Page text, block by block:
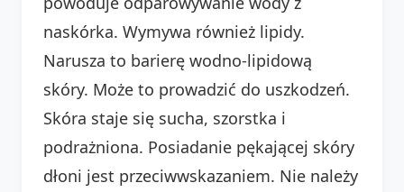
naskórka. Wymywa również lipidy.
Narusza to barierę wodno-lipidową
skóry. Może to prowadzić do uszkodzeń.
Skóra staje się sucha, szorstka i
podrażniona. Posiadanie pękającej skóry
dłoni jest przeciwwskazaniem. Nie należy